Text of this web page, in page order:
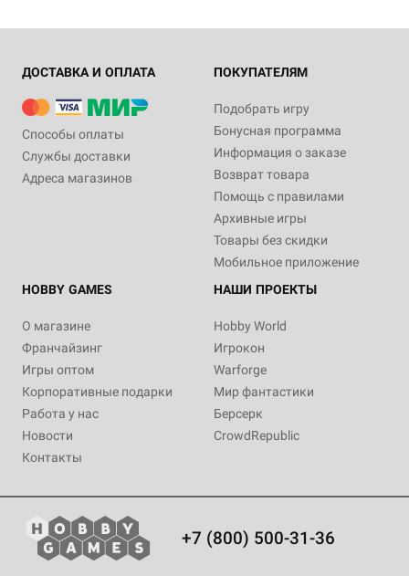
ДОСТАВКА И ОПЛАТА
Способы оплаты
Службы доставки
Адреса магазинов
ПОКУПАТЕЛЯМ
Подобрать игру
Бонусная программа
Информация о заказе
Возврат товара
Помощь с правилами
Архивные игры
Товары без скидки
Мобильное приложение
HOBBY GAMES
О магазине
Франчайзинг
Игры оптом
Корпоративные подарки
Работа у нас
Новости
Контакты
НАШИ ПРОЕКТЫ
Hobby World
Игрокон
Warforge
Мир фантастики
Берсерк
CrowdRepublic
+7 (800) 500-31-36